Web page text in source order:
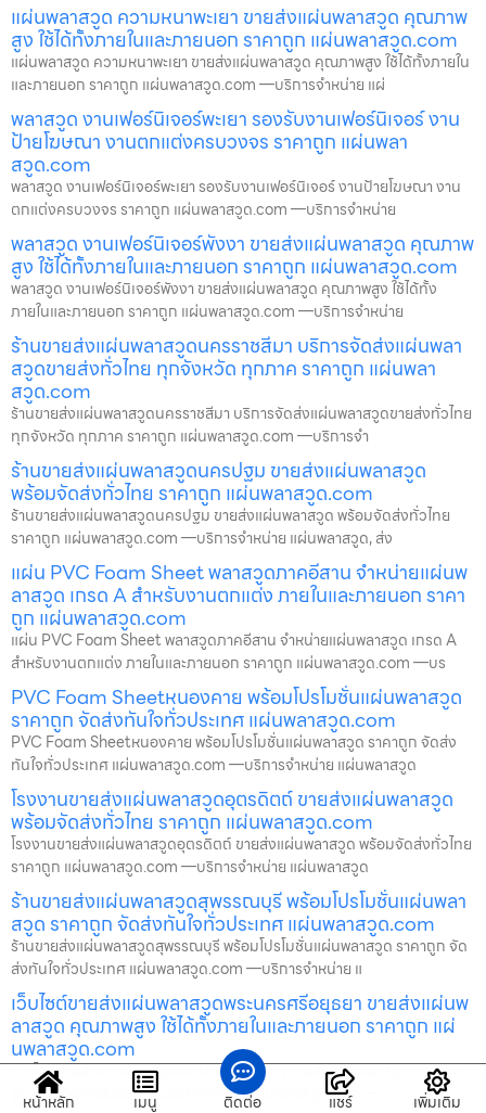
แผ่นพลาสวูด ความหนาพะเยา ขายส่งแผ่นพลาสวูด คุณภาพ
สูง ใช้ได้ทั้งภายในและภายนอก ราคาถูก แผ่นพลาสวูด.com
แผ่นพลาสวูด ความหนาพะเยา ขายส่งแผ่นพลาสวูด คุณภาพสูง ใช้ได้ทั้งภายใน
และภายนอก ราคาถูก แผ่นพลาสวูด.com —บริการจำหน่าย แผ่
พลาสวูด งานเฟอร์นิเจอร์พะเยา รองรับงานเฟอร์นิเจอร์ งาน
ป้ายโฆษณา งานตกแต่งครบวงจร ราคาถูก แผ่นพลา
สวูด.com
พลาสวูด งานเฟอร์นิเจอร์พะเยา รองรับงานเฟอร์นิเจอร์ งานป้ายโฆษณา งาน
ตกแต่งครบวงจร ราคาถูก แผ่นพลาสวูด.com —บริการจำหน่าย
พลาสวูด งานเฟอร์นิเจอร์พังงา ขายส่งแผ่นพลาสวูด คุณภาพ
สูง ใช้ได้ทั้งภายในและภายนอก ราคาถูก แผ่นพลาสวูด.com
พลาสวูด งานเฟอร์นิเจอร์พังงา ขายส่งแผ่นพลาสวูด คุณภาพสูง ใช้ได้ทั้ง
ภายในและภายนอก ราคาถูก แผ่นพลาสวูด.com —บริการจำหน่าย
ร้านขายส่งแผ่นพลาสวูดนครราชสีมา บริการจัดส่งแผ่นพลา
สวูดขายส่งทั่วไทย ทุกจังหวัด ทุกภาค ราคาถูก แผ่นพลา
สวูด.com
ร้านขายส่งแผ่นพลาสวูดนครราชสีมา บริการจัดส่งแผ่นพลาสวูดขายส่งทั่วไทย
ทุกจังหวัด ทุกภาค ราคาถูก แผ่นพลาสวูด.com —บริการจำ
ร้านขายส่งแผ่นพลาสวูดนครปฐม ขายส่งแผ่นพลาสวูด
พร้อมจัดส่งทั่วไทย ราคาถูก แผ่นพลาสวูด.com
ร้านขายส่งแผ่นพลาสวูดนครปฐม ขายส่งแผ่นพลาสวูด พร้อมจัดส่งทั่วไทย
ราคาถูก แผ่นพลาสวูด.com —บริการจำหน่าย แผ่นพลาสวูด, ส่ง
แผ่น PVC Foam Sheet พลาสวูดภาคอีสาน จำหน่ายแผ่นพ
ลาสวูด เกรด A สำหรับงานตกแต่ง ภายในและภายนอก ราคา
ถูก แผ่นพลาสวูด.com
แผ่น PVC Foam Sheet พลาสวูดภาคอีสาน จำหน่ายแผ่นพลาสวูด เกรด A
สำหรับงานตกแต่ง ภายในและภายนอก ราคาถูก แผ่นพลาสวูด.com —บร
PVC Foam Sheetหนองคาย พร้อมโปรโมชั่นแผ่นพลาสวูด
ราคาถูก จัดส่งทันใจทั่วประเทศ แผ่นพลาสวูด.com
PVC Foam Sheetหนองคาย พร้อมโปรโมชั่นแผ่นพลาสวูด ราคาถูก จัดส่ง
ทันใจทั่วประเทศ แผ่นพลาสวูด.com —บริการจำหน่าย แผ่นพลาสวูด
โรงงานขายส่งแผ่นพลาสวูดอุตรดิตถ์ ขายส่งแผ่นพลาสวูด
พร้อมจัดส่งทั่วไทย ราคาถูก แผ่นพลาสวูด.com
โรงงานขายส่งแผ่นพลาสวูดอุตรดิตถ์ ขายส่งแผ่นพลาสวูด พร้อมจัดส่งทั่วไทย
ราคาถูก แผ่นพลาสวูด.com —บริการจำหน่าย แผ่นพลาสวูด
ร้านขายส่งแผ่นพลาสวูดสุพรรณบุรี พร้อมโปรโมชั่นแผ่นพลา
สวูด ราคาถูก จัดส่งทันใจทั่วประเทศ แผ่นพลาสวูด.com
ร้านขายส่งแผ่นพลาสวูดสุพรรณบุรี พร้อมโปรโมชั่นแผ่นพลาสวูด ราคาถูก จัด
ส่งทันใจทั่วประเทศ แผ่นพลาสวูด.com —บริการจำหน่าย แ
เว็บไซต์ขายส่งแผ่นพลาสวูดพระนครศรีอยุธยา ขายส่งแผ่นพ
ลาสวูด คุณภาพสูง ใช้ได้ทั้งภายในและภายนอก ราคาถูก แผ่
นพลาสวูด.com
เว็บไซต์ขายส่งแผ่นพลาสวูดพระนครศรีอยุธยา ขายส่งแผ่นพลาสวูด คุณภาพ
สูง ใช้ได้ทั้งภายในและภายนอก ราคาถูก แผ่นพลาสวูด.com —บ
หน้าหลัก เมนู ติดต่อ แชร์ เพิ่มเติม